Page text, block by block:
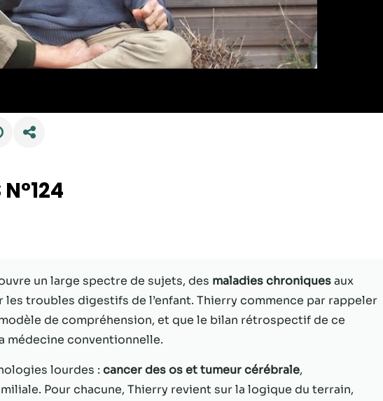
N°124
un large spectre de sujets, des maladies chroniquesaux
troubles digestifs de l’enfant. Thierry commence par rappeler
de compréhension, et que le bilan rétrospectif de ce
médecine conventionnelle.
lourdes : cancer des os et tumeur cérébrale,
Pour chacune, Thierry revient sur la logique du terrain,
Nécessaire
Ces cookies ne
sont
et la structure
du site Web,
de la façon
utilisé.